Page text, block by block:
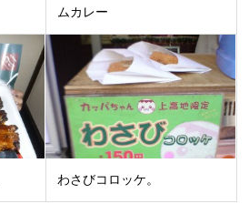
ムカレー
わさびコロッケ。